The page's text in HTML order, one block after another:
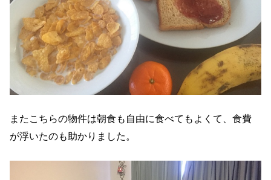
またこちらの物件は朝食も自由に食べてもよくて、食費
が浮いたのも助かりました。